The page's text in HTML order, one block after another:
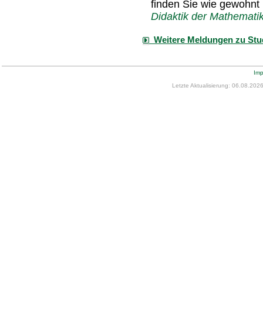
finden Sie wie
Didaktik der
Weitere Meldungen zu
Letzte Aktualisierung: